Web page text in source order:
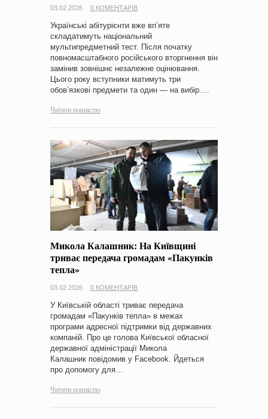
03.02.2026 0 КОМЕНТАРІВ
Українські абітурієнти вже вп’яте
складатимуть національний
мультипредметний тест. Після початку
повномасштабного російського вторгнення він
замінив зовнішнє незалежне оцінювання.
Цього року вступники матимуть три
обов’язкові предмети та один — на вибір.…
Читати повністю
Микола Калашник: На Київщині
триває передача громадам «Пакунків
тепла»
03.02.2026 0 КОМЕНТАРІВ
У Київській області триває передача
громадам «Пакунків тепла» в межах
програми адресної підтримки від державних
компаній. Про це голова Київської обласної
державної адміністрації Микола
Калашник повідомив у Facebook. Йдеться
про допомогу для…
Читати повністю